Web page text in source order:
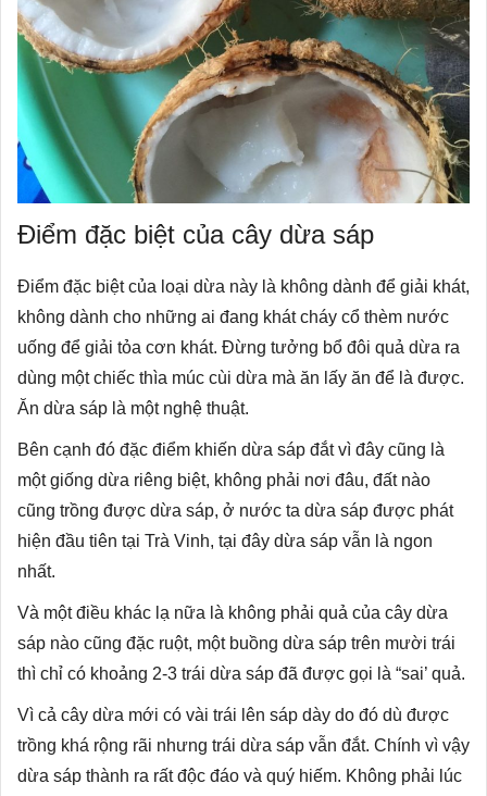
Điểm đặc biệt của cây dừa sáp
Điểm đặc biệt của loại dừa này là không dành để giải khát,
không dành cho những ai đang khát cháy cổ thèm nước
uống để giải tỏa cơn khát. Đừng tưởng bổ đôi quả dừa ra
dùng một chiếc thìa múc cùi dừa mà ăn lấy ăn để là được.
Ăn dừa sáp là một nghệ thuật.
Bên cạnh đó đặc điểm khiến dừa sáp đắt vì đây cũng là
một giống dừa riêng biệt, không phải nơi đâu, đất nào
cũng trồng được dừa sáp, ở nước ta dừa sáp được phát
hiện đầu tiên tại Trà Vinh, tại đây dừa sáp vẫn là ngon
nhất.
Và một điều khác lạ nữa là không phải quả của cây dừa
sáp nào cũng đặc ruột, một buồng dừa sáp trên mười trái
thì chỉ có khoảng 2-3 trái dừa sáp đã được gọi là “sai’ quả.
Vì cả cây dừa mới có vài trái lên sáp dày do đó dù được
trồng khá rộng rãi nhưng trái dừa sáp vẫn đắt. Chính vì vậy
dừa sáp thành ra rất độc đáo và quý hiếm. Không phải lúc